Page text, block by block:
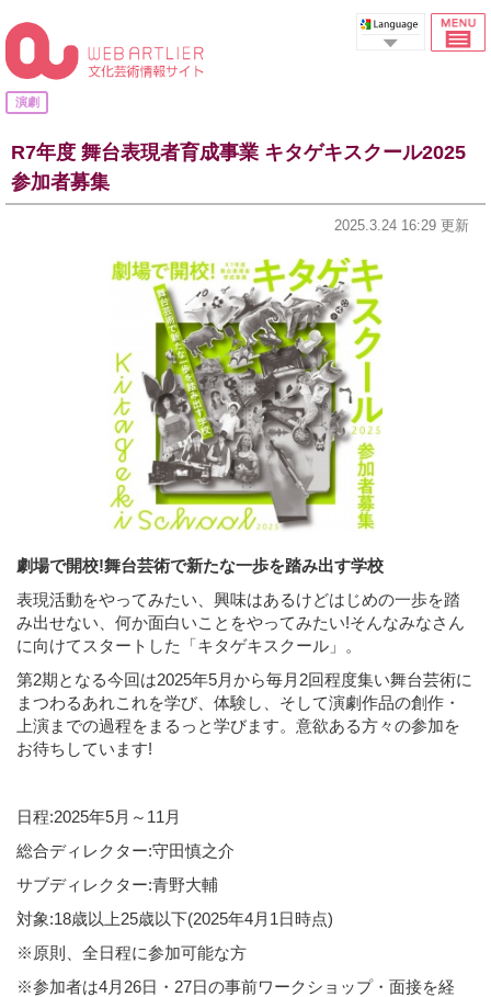
Select Language
演劇
R7年度 舞台表現者育成事業 キタゲキスクール2025
参加者募集
2025.3.24 16:29 更新
劇場で開校!舞台芸術で新たな一歩を踏み出す学校
表現活動をやってみたい、興味はあるけどはじめの一歩を踏
み出せない、何か面白いことをやってみたい!そんなみなさん
に向けてスタートした「キタゲキスクール」。
第2期となる今回は2025年5月から毎月2回程度集い舞台芸術に
まつわるあれこれを学び、体験し、そして演劇作品の創作・
上演までの過程をまるっと学びます。意欲ある方々の参加を
お待ちしています!
日程:2025年5月～11月
総合ディレクター:守田慎之介
サブディレクター:青野大輔
対象:18歳以上25歳以下(2025年4月1日時点)
※原則、全日程に参加可能な方
※参加者は4月26日・27日の事前ワークショップ・面接を経